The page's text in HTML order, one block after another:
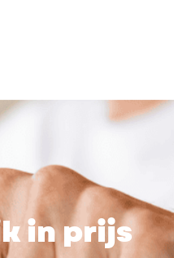
in prijs